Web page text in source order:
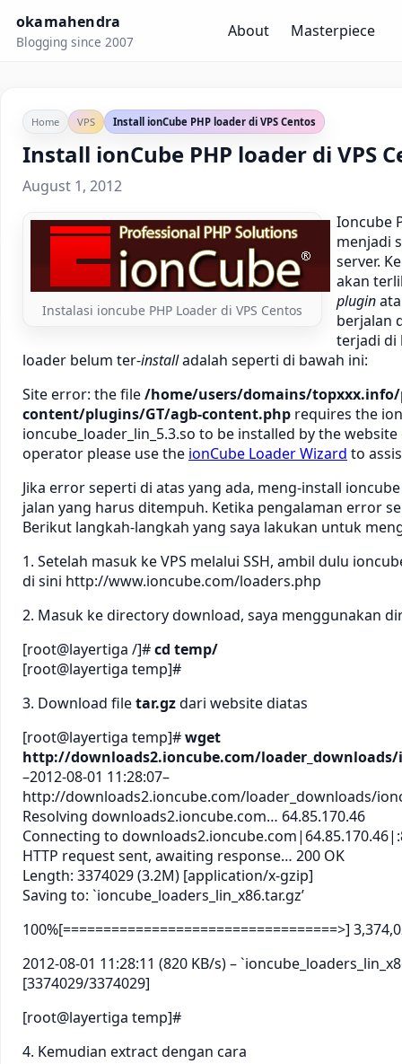
okamahendra
Blogging since 2007
About Masterpiece
Home VPS Install ionCube PHP loader di VPS Centos
Install ionCube PHP loader di VPS
August 1, 2012
Instalasi ioncube PHP Loader di VPS Centos
Ioncube
menjadi
server.
akan
plugin
berjalan
terjadi di
loader belum ter-installadalah seperti di bawah ini:
Site error: the file/home/users/domains/
content/plugins/GT/agb-content.php requires the
ioncube_loader_lin_5.3.so to be installed by the
operator please use the ionCube Loader Wizard to
Jika error seperti di atas yang ada, meng-install
jalan yang harus ditempuh. Ketika pengalaman error
Berikut langkah-langkah yang saya lakukan untuk
1. Setelah masuk ke VPS melalui SSH, ambil dulu
di sini http://www.ioncube.com/loaders.php
2. Masuk ke directory download, saya menggunakan
[root@layertiga /]#cd temp/
[root@layertiga temp]#
3. Download filetar.gzdari website diatas
[root@layertiga temp]#wget
http://downloads2.ioncube.com/loader_downloads/
–2012-08-01 11:28:07–
http://downloads2.ioncube.com/loader_downloads/
Resolving downloads2.ioncube.com… 64.85.170.46
Connecting to
HTTP request sent, awaiting response… 200 OK
Length: 3374029 (3.2M) [application/x-gzip]
Saving to: `ioncube_loaders_lin_x86.tar.gz’
100%[==================================>]
2012-08-01 11:28:11 (820 KB/s) –
[3374029/3374029]
[root@layertiga temp]#
4. Kemudian extract dengan cara